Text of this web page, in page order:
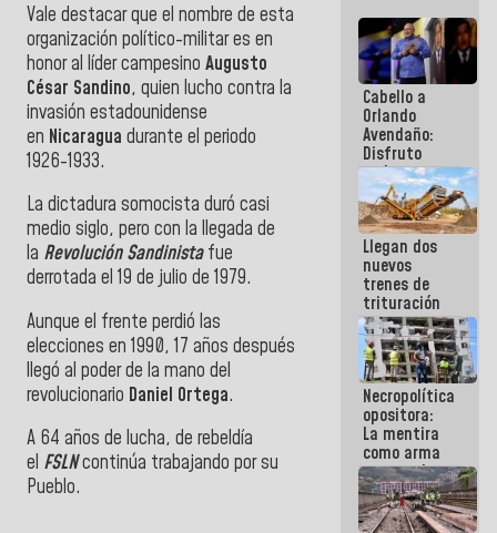
Vale destacar que el nombre de esta
organización político-militar es en
honor al líder campesino Augusto
César Sandino, quien lucho contra la
invasión estadounidense
en Nicaragua durante el periodo
1926-1933.
La dictadura somocista duró casi
medio siglo, pero con la llegada de
la Revolución Sandinistafue
derrotada el 19 de julio de 1979.
Aunque el frente perdió las
elecciones en 1990, 17 años después
llegó al poder de la mano del
revolucionario Daniel Ortega.
A 64 años de lucha, de rebeldía
el FSLNcontinúa trabajando por su
Pueblo.
Cabello a
Orlando
Avendaño:
Disfruto
cada vez
que escribes
porque lo
que haces
es
embarrarla
Llegan dos
nuevos
trenes de
trituración
para
optimizar
manejo de
escombros
en La Guaira
Necropolítica
opositora:
La mentira
como arma
contra el
Pueblo